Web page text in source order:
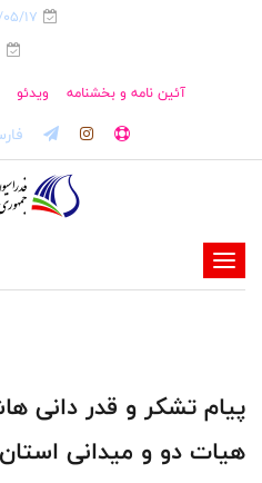
17
آئین نامه و بخشنامه ویدئو
-
-
-
-
پیام تشکر و قدر دانی
هیات دو و میدانی